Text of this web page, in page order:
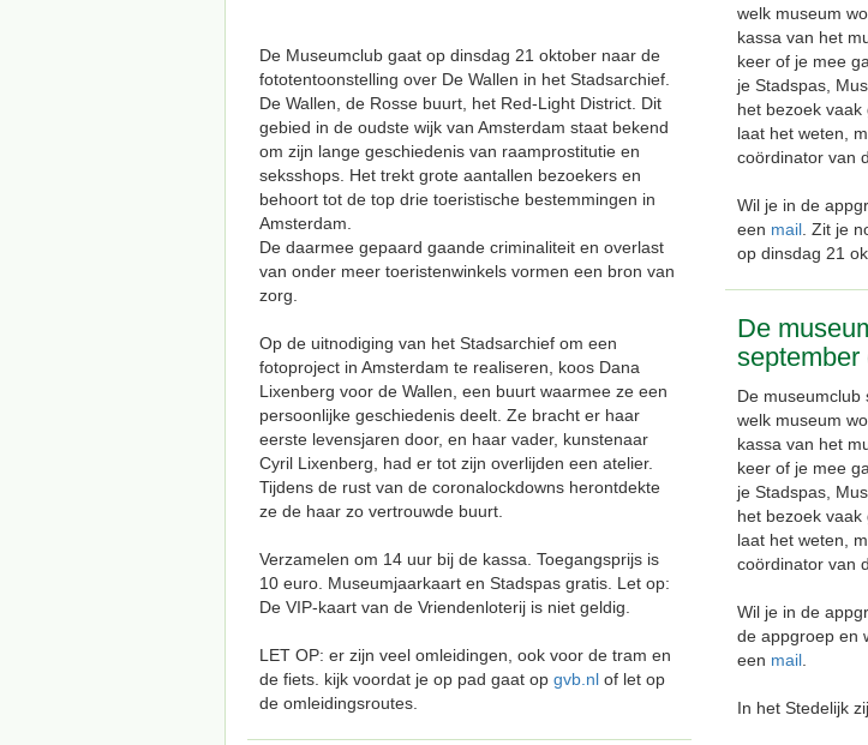
De Museumclub gaat op dinsdag 21 oktober naar de
fototentoonstelling over De Wallen in het Stadsarchief.
De Wallen, de Rosse buurt, het Red-Light District. Dit
gebied in de oudste wijk van Amsterdam staat bekend
om zijn lange geschiedenis van raamprostitutie en
seksshops. Het trekt grote aantallen bezoekers en
behoort tot de top drie toeristische bestemmingen in
Amsterdam.
De daarmee gepaard gaande criminaliteit en overlast
van onder meer toeristenwinkels vormen een bron van
zorg.
Op de uitnodiging van het Stadsarchief om een
fotoproject in Amsterdam te realiseren, koos Dana
Lixenberg voor de Wallen, een buurt waarmee ze een
persoonlijke geschiedenis deelt. Ze bracht er haar
eerste levensjaren door, en haar vader, kunstenaar
Cyril Lixenberg, had er tot zijn overlijden een atelier.
Tijdens de rust van de coronalockdowns herontdekte
ze de haar zo vertrouwde buurt.
Verzamelen om 14 uur bij de kassa. Toegangsprijs is
10 euro. Museumjaarkaart en Stadspas gratis. Let op:
De VIP-kaart van de Vriendenloterij is niet geldig.
LET OP: er zijn veel omleidingen, ook voor de tram en
de fiets. kijk voordat je op pad gaat op gvb.nl of let op
de omleidingsroutes.
welk museum
kassa van het
keer of je mee
je Stadspas,
het bezoek vaak
laat het weten,
coördinator van
Wil je in de
een mail. Zit je
op dinsdag 21
De
september
De museumclub
welk museum
kassa van het
keer of je mee
je Stadspas,
het bezoek vaak
laat het weten,
coördinator van
Wil je in de
de appgroep en
een mail.
In het Stedelijk